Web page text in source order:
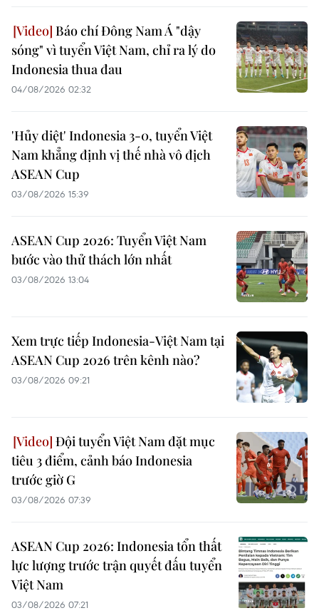
Báo chí Đông Nam Á "dậy
sóng" vì tuyển Việt Nam, chỉ ra lý do
Indonesia thua đau
04/08/2026 02:32
'Hủy diệt' Indonesia 3-0, tuyển Việt
Nam khẳng định vị thế nhà vô địch
ASEAN Cup
03/08/2026 15:39
ASEAN Cup 2026: Tuyển Việt Nam
bước vào thử thách lớn nhất
03/08/2026 13:04
Xem trực tiếp Indonesia-Việt Nam tại
ASEAN Cup 2026 trên kênh nào?
03/08/2026 09:21
Đội tuyển Việt Nam đặt mục
tiêu 3 điểm, cảnh báo Indonesia
trước giờ G
03/08/2026 07:39
ASEAN Cup 2026: Indonesia tổn thất
lực lượng trước trận quyết đấu tuyển
Việt Nam
03/08/2026 07:21